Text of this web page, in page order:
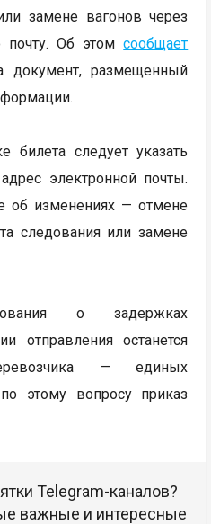
замене вагонов через
почту. Об этомсообщает
документ, размещенный
билета следует указать
электронной почты.
об изменениях — отмене
следования или замене
о задержках
отправления останется
— единых
этому вопросу приказ
Telegram-каналов?
важные и интересные